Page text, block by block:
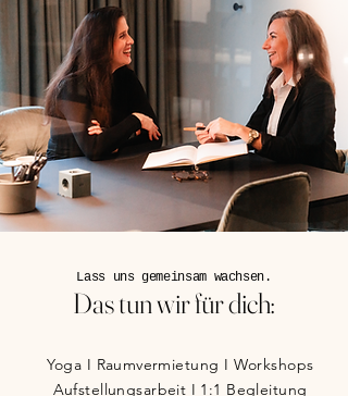
Lass uns gemeinsam wachsen.
Das tun wir für dich:
Yoga I Raumvermietung I Workshops
Aufstellungsarbeit I 1:1 Begleitung